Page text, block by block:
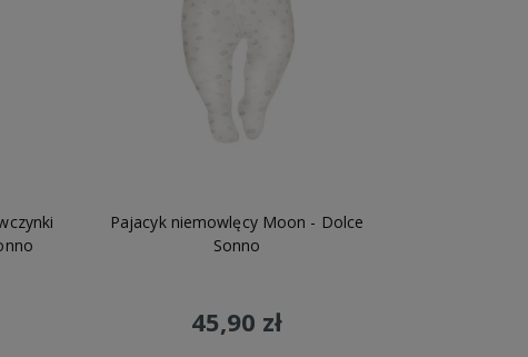
Pajacyk niemowlęcy Moon - Dolce
Sonno
45,90 zł